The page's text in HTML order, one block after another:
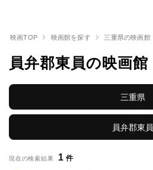
映画TOP 映画館を探す 三重県の映画館
員弁郡東員の映画館
三重県
員弁郡東員
現在の検索結果 1 件